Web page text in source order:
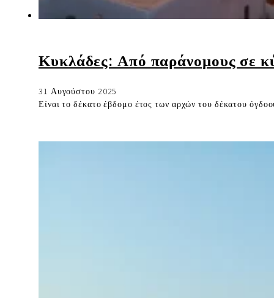
Κυκλάδες: Από παράνομους σε
31 Αυγούστου 2025
Είναι το δέκατο έβδομο έτος των αρχών του δέκατου